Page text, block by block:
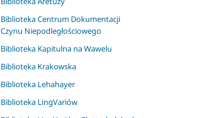
Biblioteka Centrum Dokumentacji
Czynu Niepodległościowego
Biblioteka Kapitulna na Wawelu
Biblioteka Krakowska
Biblioteka Lehahayer
Biblioteka LingVariów